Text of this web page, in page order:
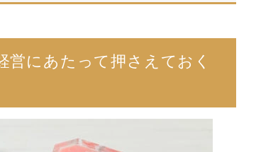
にあたって押さえておく